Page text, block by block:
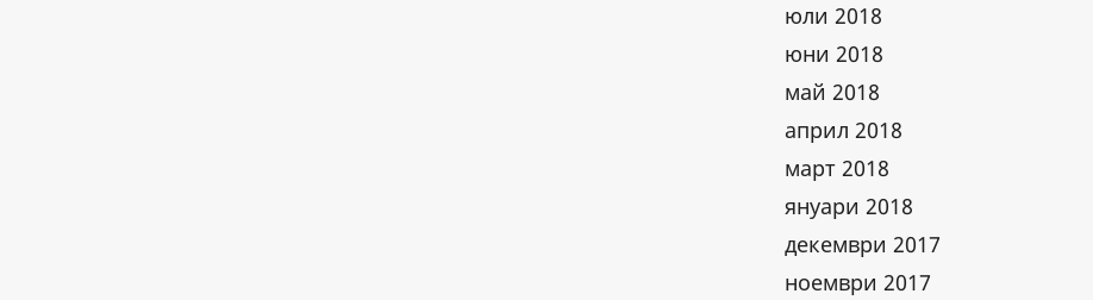
юли 2018
юни 2018
май 2018
април 2018
март 2018
януари 2018
декември 2017
ноември 2017